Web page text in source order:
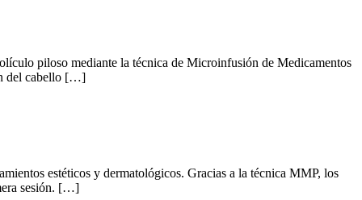
piloso mediante la técnica de Microinfusión de Medicamentos
del cabello […]
estéticos y dermatológicos. Gracias a la técnica MMP, los
sesión. […]